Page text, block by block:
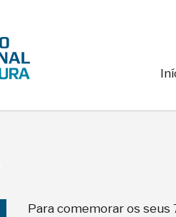
Para comemorar os seus